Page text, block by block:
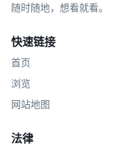
随时随地，想看就看。
快速链接
首页
浏览
网站地图
法律